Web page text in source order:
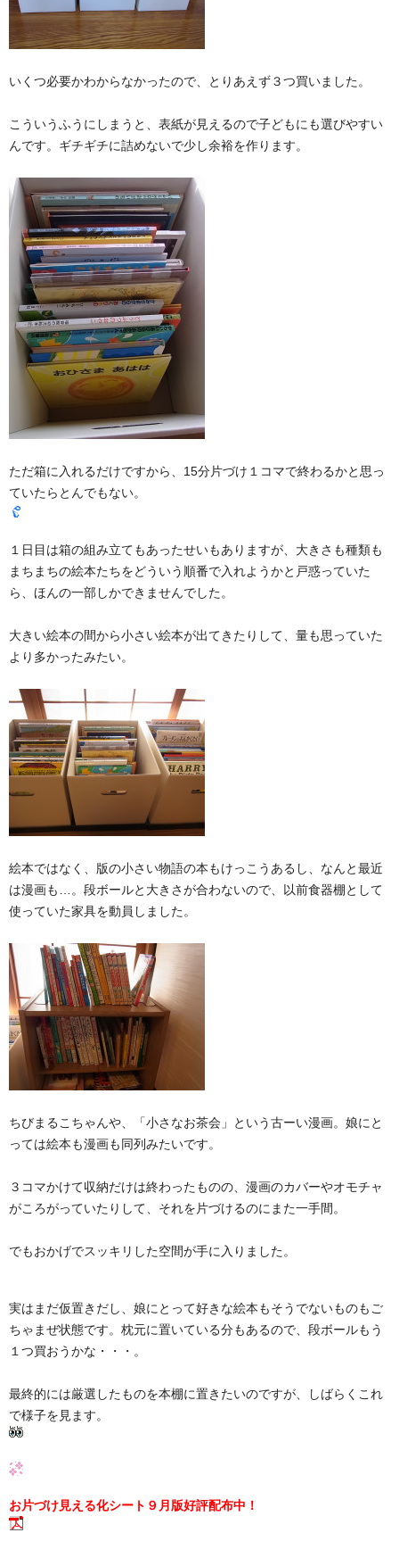
いくつ必要かわからなかったので、とりあえず３つ買いました。
こういうふうにしまうと、表紙が見えるので子どもにも選びやすい
んです。ギチギチに詰めないで少し余裕を作ります。
ただ箱に入れるだけですから、15分片づけ１コマで終わるかと思っ
ていたらとんでもない。
１日目は箱の組み立てもあったせいもありますが、大きさも種類も
まちまちの絵本たちをどういう順番で入れようかと戸惑っていた
ら、ほんの一部しかできませんでした。
大きい絵本の間から小さい絵本が出てきたりして、量も思っていた
より多かったみたい。
絵本ではなく、版の小さい物語の本もけっこうあるし、なんと最近
は漫画も…。段ボールと大きさが合わないので、以前食器棚として
使っていた家具を動員しました。
ちびまるこちゃんや、「小さなお茶会」という古ーい漫画。娘にと
っては絵本も漫画も同列みたいです。
３コマかけて収納だけは終わったものの、漫画のカバーやオモチャ
がころがっていたりして、それを片づけるのにまた一手間。
でもおかげでスッキリした空間が手に入りました。
実はまだ仮置きだし、娘にとって好きな絵本もそうでないものもご
ちゃまぜ状態です。枕元に置いている分もあるので、段ボールもう
１つ買おうかな・・・。
最終的には厳選したものを本棚に置きたいのですが、しばらくこれ
で様子を見ます。
お片づけ見える化シート９月版好評配布中！